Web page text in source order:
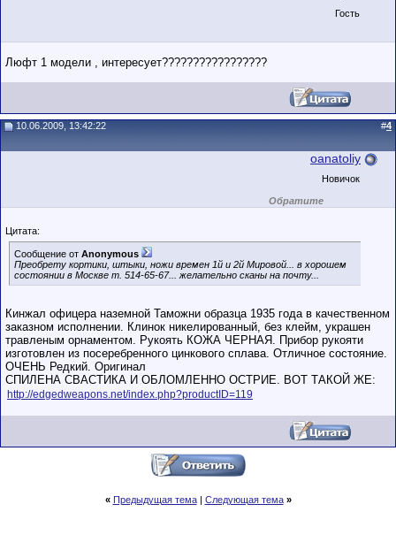
Гость
Люфт 1 модели , интересует?????????????????
10.06.2009, 13:42:22 #4
oanatoliy
Новичок
Обратите
внимание на
этом форуме.
пользователями,
обладающими
низким
стажем,
совершайте с
осторожностью!
Цитата:
Сообщение от Anonymous
Преобрету кортики, штыки, ножи времен 1й и 2й Мировой... в хорошем
состоянии в Москве т. 514-65-67... желательно сканы на почту...
Кинжал офицера наземной Таможни образца 1935 года в качественном
заказном исполнении. Клинок никелированный, без клейм, украшен
травленым орнаментом. Рукоять КОЖА ЧЕРНАЯ. Прибор рукояти
изготовлен из посеребренного цинкового сплава. Отличное состояние.
ОЧЕНЬ Редкий. Оригинал
СПИЛЕНА СВАСТИКА И ОБЛОМЛЕННО ОСТРИЕ. ВОТ ТАКОЙ ЖЕ:
http://edgedweapons.net/index.php?productID=119
« Предыдущая тема| Следующая тема »